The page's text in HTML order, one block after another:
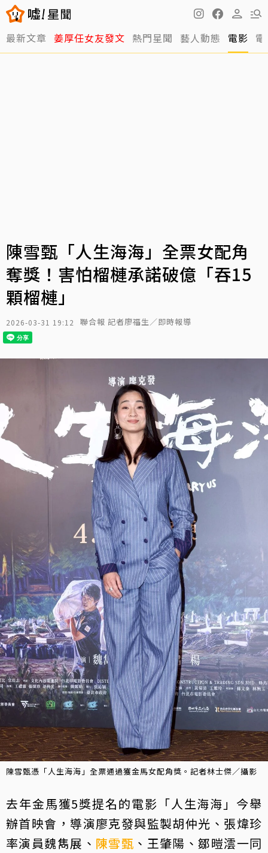
最新文章 姜厚任女友發文 熱門星聞 藝人動態 電影
陳雪甄「人生海海」全票女配角
奪獎！害怕榴槤承諾破億「吞15
顆榴槤」
2026-03-31 19:12 聯合報 記者廖福生／即時報導
陳雪甄憑「人生海海」全票通過獲金馬女配角獎。記者林士傑／攝影
去年金馬獲5獎提名的電影「人生海海」今舉
辦首映會，導演廖克發與監製胡仲光、張煒珍
率演員魏雋展、 陳雪甄 、王肇陽、鄒暟澐一同